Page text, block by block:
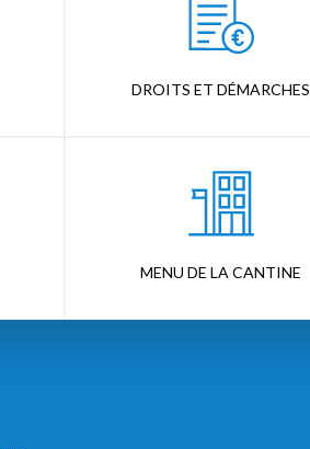
DROITS ET DÉMARCHES
MENU DE LA CANTINE